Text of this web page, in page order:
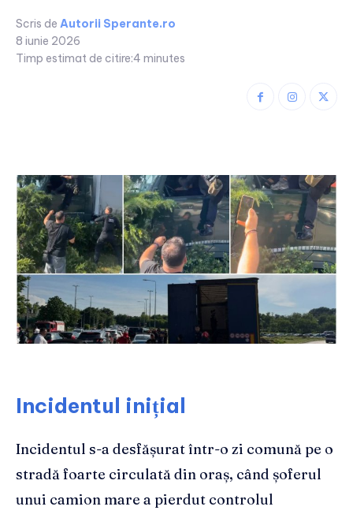
Scris de Autorii Sperante.ro
8 iunie 2026
Timp estimat de citire:4 minutes
Incidentul inițial
Incidentul s-a desfășurat într-o zi comună pe o
stradă foarte circulată din oraș, când șoferul
unui camion mare a pierdut controlul